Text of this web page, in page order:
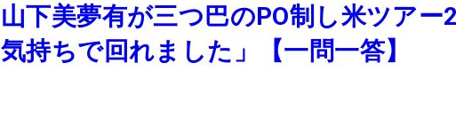
山下美夢有が三つ巴のPO制し米ツア
気持ちで回れました」【一問一答】